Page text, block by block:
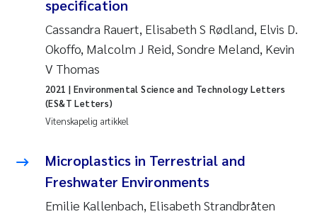
specification
Cassandra Rauert, Elisabeth S Rødland, Elvis D.
Okoffo, Malcolm J Reid, Sondre Meland, Kevin
V Thomas
Vitenskapelig artikkel
2021 | Environmental Science and Technology Letters
(ES&T Letters)
Microplastics in Terrestrial and
Freshwater Environments
Emilie Kallenbach, Elisabeth Strandbråten